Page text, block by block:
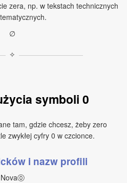
zera, np. w tekstach technicznych
∅
✧
symboli 0
tam, gdzie chcesz, żeby zero
zwykłej cyfry 0 w czcionce.
i nazw profili
Nova⓪